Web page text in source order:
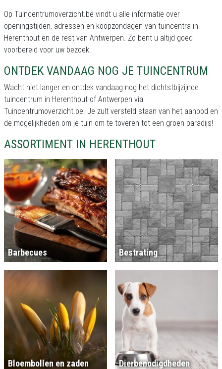
Op Tuincentrumoverzicht.be vindt u alle informatie over
openingstijden, adressen en koopzondagen van tuincentra in
Herenthout en de rest van Antwerpen. Zo bent u altijd goed
voorbereid voor uw bezoek.
ONTDEK VANDAAG NOG JE TUINCENTRUM
Wacht niet langer en ontdek vandaag nog het dichtstbijzijnde
tuincentrum in Herenthout of Antwerpen via
Tuincentrumoverzicht.be. Je zult versteld staan van het aanbod en
de mogelijkheden om je tuin om te toveren tot een groen paradijs!
ASSORTIMENT IN HERENTHOUT
Barbecues Bestrating
Bloembollen en zaden Dierbenodigdheden